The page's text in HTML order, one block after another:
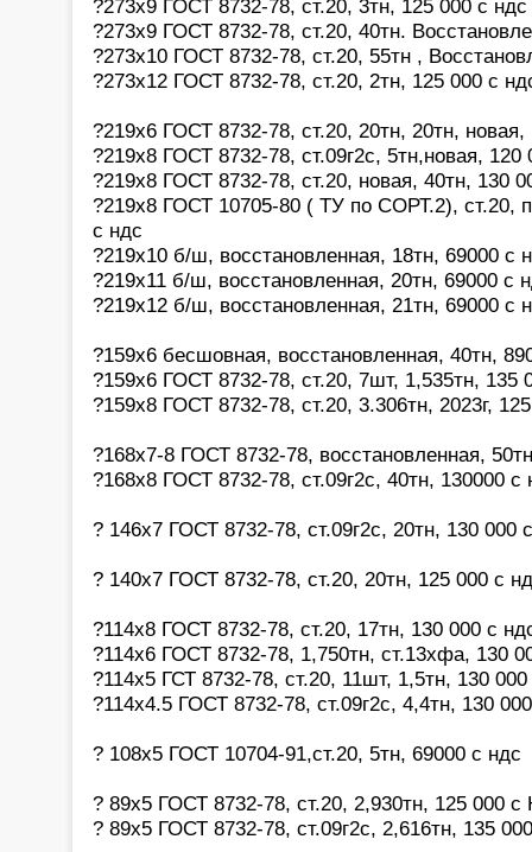
?273х9 ГОСТ 8732-78, ст.20, 3тн, 125 000 с ндс
?273х9 ГОСТ 8732-78, ст.20, 40тн.
?273х10 ГОСТ 8732-78, ст.20, 55тн ,
?273х12 ГОСТ 8732-78, ст.20, 2тн, 125 000 с
?219х6 ГОСТ 8732-78, ст.20, 20тн, 20тн,
?219х8 ГОСТ 8732-78, ст.09г2с, 5тн,новая, 120
?219х8 ГОСТ 8732-78, ст.20, новая, 40тн, 130
?219х8 ГОСТ 10705-80 ( ТУ по СОРТ.2), ст.20,
с ндс
?219х10 б/ш, восстановленная, 18тн, 69000 с
?219х11 б/ш, восстановленная, 20тн, 69000 с
?219х12 б/ш, восстановленная, 21тн, 69000 с
?159х6 бесшовная, восстановленная, 40тн,
?159х6 ГОСТ 8732-78, ст.20, 7шт, 1,535тн, 135
?159х8 ГОСТ 8732-78, ст.20, 3.306тн, 2023г,
?168х7-8 ГОСТ 8732-78, восстановленная,
?168х8 ГОСТ 8732-78, ст.09г2с, 40тн, 130000 с
? 146х7 ГОСТ 8732-78, ст.09г2с, 20тн, 130 000
? 140х7 ГОСТ 8732-78, ст.20, 20тн, 125 000 с
?114х8 ГОСТ 8732-78, ст.20, 17тн, 130 000 с
?114х6 ГОСТ 8732-78, 1,750тн, ст.13хфа, 130
?114х5 ГСТ 8732-78, ст.20, 11шт, 1,5тн, 130
?114х4.5 ГОСТ 8732-78, ст.09г2с, 4,4тн, 130
? 108х5 ГОСТ 10704-91,ст.20, 5тн, 69000 с ндс
? 89х5 ГОСТ 8732-78, ст.20, 2,930тн, 125 000
? 89х5 ГОСТ 8732-78, ст.09г2с, 2,616тн, 135